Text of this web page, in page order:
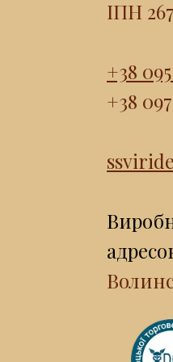
ІПН
+38
+38